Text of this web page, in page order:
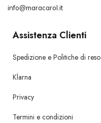
info@maracarol.it
Assistenza Clienti
Spedizione e Politiche di reso
Klarna
Privacy
Termini e condizioni